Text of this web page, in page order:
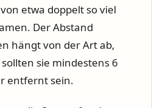
etwa doppelt so viel
Der Abstand
hängt von der Art ab,
sie mindestens 6
entfernt sein.